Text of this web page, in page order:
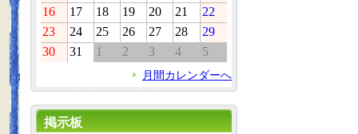
16
17 18 19 20 21
22
23
24 25 26 27 28
29
30
31 1 2 3 4 5
月間カレンダーへ
掲示板